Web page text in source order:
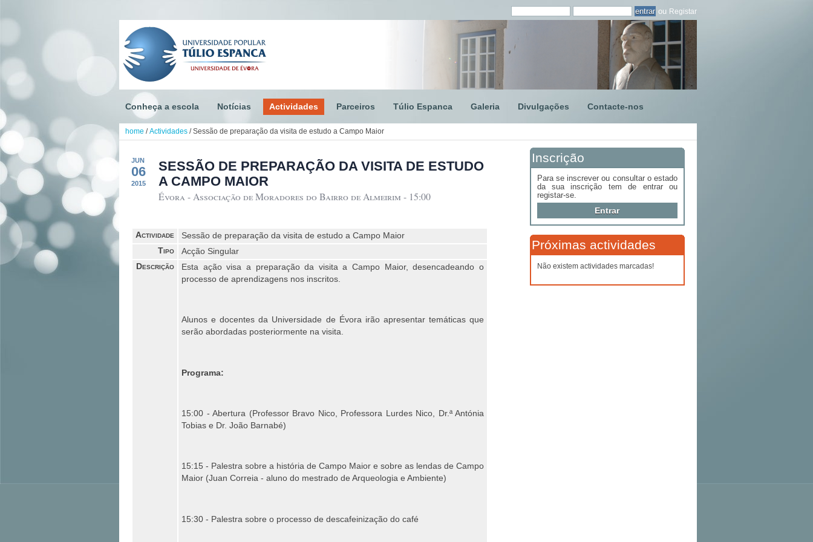
ou Registar
Conheça a escola Notícias Actividades Parceiros Túlio Espanca Galeria Divulgações Contacte-nos
home / Actividades / Sessão de preparação da visita de estudo a Campo Maior
JUN
06
2015
SESSÃO DE PREPARAÇÃO DA VISITA DE ESTUDO
A CAMPO MAIOR
Évora - Associação de Moradores do Bairro de Almeirim - 15:00
Actividade Sessão de preparação da visita de estudo a Campo Maior
Tipo Acção Singular
Descrição
Esta ação visa a preparação da visita a Campo Maior, desencadeando o
processo de aprendizagens nos inscritos.
Alunos e docentes da Universidade de Évora irão apresentar temáticas que
serão abordadas posteriormente na visita.
Programa:
15:00 - Abertura (Professor Bravo Nico, Professora Lurdes Nico, Dr.ª Antónia
Tobias e Dr. João Barnabé)
15:15 - Palestra sobre a história de Campo Maior e sobre as lendas de Campo
Maior (Juan Correia - aluno do mestrado de Arqueologia e Ambiente)
15:30 - Palestra sobre o processo de descafeinização do café
Inscrição
Para se inscrever ou consultar o estado
da sua inscrição tem de entrar ou
registar-se.
Entrar
Próximas actividades
Não existem actividades marcadas!